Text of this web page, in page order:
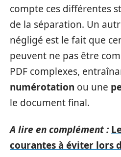
compte ces différentes
de la séparation. Un
négligé est le fait que
peuvent ne pas être
PDF complexes,
numérotation ou une
le document final.
A lire en complément :
courantes à éviter lors